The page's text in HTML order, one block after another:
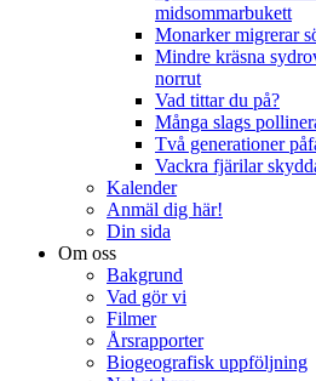
midsommarbukett
Monarker migrerar
Mindre kräsna
norrut
Vad tittar du på?
Många slags
Två generationer
Vackra fjärilar
Kalender
Anmäl dig här!
Din sida
Om oss
Bakgrund
Vad gör vi
Filmer
Årsrapporter
Biogeografisk uppföljning